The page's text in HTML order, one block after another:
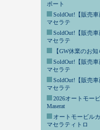
ポート
SoldOut!【販売車
マセラテ
SoldOut!【販売車
マセラテ
【GW休業のお知
SoldOut!【販売車
マセラテ
SoldOut!【販売車
マセラテ
2026オートモー
Maserat
オートモービル
マセラティトロ